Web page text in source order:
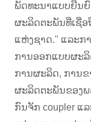
ພັດທະນາແບບຍືນ
ຜະລິດຕະພັນທີ່ເຊື່ອ
ແຫ່ງຊາດ." ແລະ​ກ
ການ​ອອກ​ແບບ​ຜະ​
ການ​ຜະ​ລິດ​, ການ​
ຜະລິດຕະພັນຂອງພ
ກົນຈັກ coupler ແ